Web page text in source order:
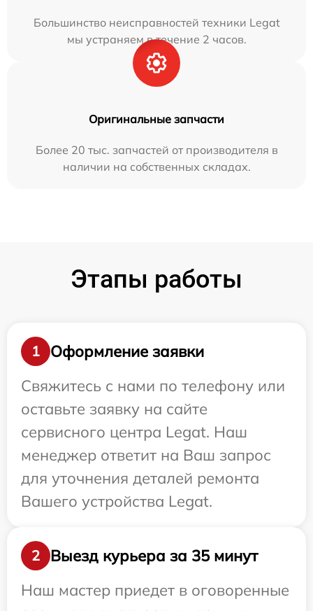
Большинство неисправностей техники Legat
мы устраняем в течение 2 часов.
Оригинальные запчасти
Более 20 тыс. запчастей от производителя в
наличии на собственных складах.
Этапы работы
1
Оформление заявки
Свяжитесь с нами по телефону или
оставьте заявку на сайте
сервисного центра Legat. Наш
менеджер ответит на Ваш запрос
для уточнения деталей ремонта
Вашего устройства Legat.
2
Выезд курьера за 35 минут
Наш мастер приедет в оговоренные